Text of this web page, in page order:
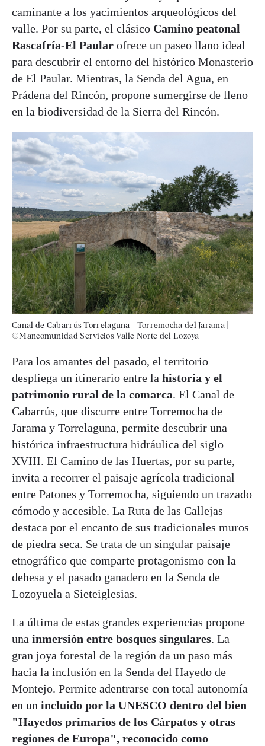
caminante a los yacimientos arqueológicos del
valle. Por su parte, el clásico Camino peatonal
Rascafría-El Paular ofrece un paseo llano ideal
para descubrir el entorno del histórico Monasterio
de El Paular. Mientras, la Senda del Agua, en
Prádena del Rincón, propone sumergirse de lleno
en la biodiversidad de la Sierra del Rincón.
Canal de Cabarrús Torrelaguna - Torremocha del Jarama
©Mancomunidad Servicios Valle Norte del Lozoya
Para los amantes del pasado, el territorio
despliega un itinerario entre la historia y el
patrimonio rural de la comarca. El Canal de
Cabarrús, que discurre entre Torremocha de
Jarama y Torrelaguna, permite descubrir una
histórica infraestructura hidráulica del siglo
XVIII. El Camino de las Huertas, por su parte,
invita a recorrer el paisaje agrícola tradicional
entre Patones y Torremocha, siguiendo un trazado
cómodo y accesible. La Ruta de las Callejas
destaca por el encanto de sus tradicionales muros
de piedra seca. Se trata de un singular paisaje
etnográfico que comparte protagonismo con la
dehesa y el pasado ganadero en la Senda de
Lozoyuela a Sieteiglesias.
La última de estas grandes experiencias propone
una inmersión entre bosques singulares. La
gran joya forestal de la región da un paso más
hacia la inclusión en la Senda del Hayedo de
Montejo. Permite adentrarse con total autonomía
en un incluido por la UNESCO dentro del bien
"Hayedos primarios de los Cárpatos y otras
regiones de Europa", reconocido como